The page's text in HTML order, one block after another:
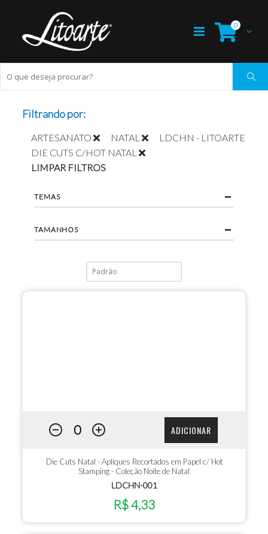
0
ADICIONAR
Die Cuts Natal - Apliques Recortados em Papel c/ Hot
Stamping - Coleção Noite de Natal
LDCHN-001
R$ 4,33
Filtrando por:
ARTESANATO NATAL
LDCHN - LITOARTE
DIE CUTS C/HOT NATAL
LIMPAR FILTROS
TEMAS
TAMANHOS